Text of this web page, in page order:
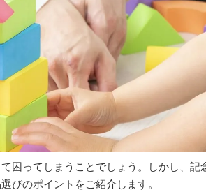
困ってしまうことでしょう。しかし、
びのポイントをご紹介します。